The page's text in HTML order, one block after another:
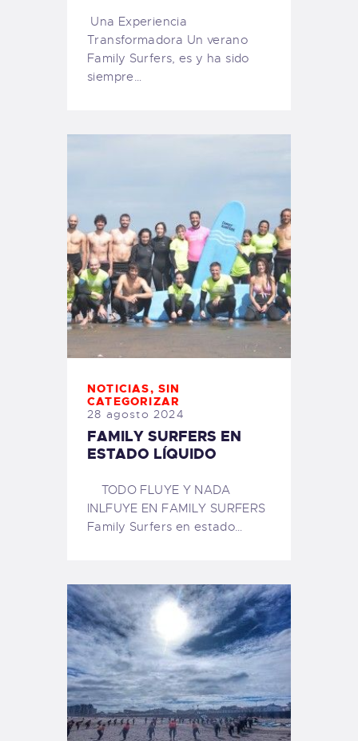
Una Experiencia
Transformadora Un verano
Family Surfers, es y ha sido
siempre…
NOTICIAS,SIN
CATEGORIZAR
28 agosto 2024
FAMILY SURFERS EN
ESTADO LÍQUIDO
TODO FLUYE Y NADA
INLFUYE EN FAMILY SURFERS
Family Surfers en estado…